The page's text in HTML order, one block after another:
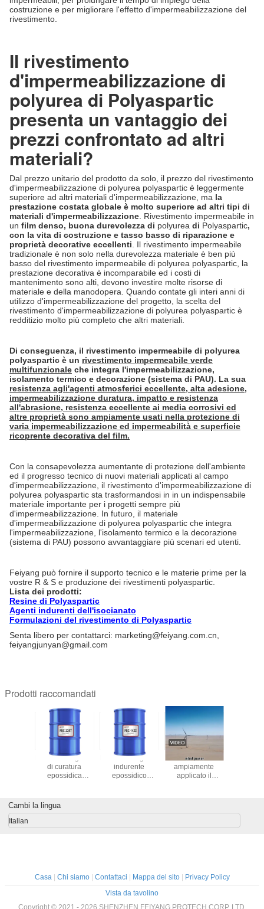
costruzione e per migliorare l'effetto d'impermeabilizzazione del
rivestimento.
Il rivestimento
d'impermeabilizzazione di
polyurea di Polyaspartic
presenta un vantaggio dei
prezzi confrontato ad altri
materiali?
Dal prezzo unitario del prodotto da solo, il prezzo del rivestimento
d'impermeabilizzazione di polyurea polyaspartic è leggermente
superiore ad altri materiali d'impermeabilizzazione, ma la
prestazione costata globale è molto superiore ad altri tipi di
materiali d'impermeabilizzazione . Rivestimento impermeabile in
un film denso, buona durevolezza di polyurea di Polyaspartic,
con la vita di costruzione e tasso basso di riparazione e
proprietà decorative eccellenti . Il rivestimento impermeabile
tradizionale è non solo nella durevolezza materiale è ben più
basso del rivestimento impermeabile di polyurea polyaspartic, la
prestazione decorativa è incomparabile ed i costi di
mantenimento sono alti, devono investire molte risorse di
materiale e della manodopera. Quando contate gli interi anni di
utilizzo d'impermeabilizzazione del progetto, la scelta del
rivestimento d'impermeabilizzazione di polyurea polyaspartic è
redditizio molto più completo che altri materiali.
Di conseguenza, il rivestimento impermeabile di polyurea
polyaspartic è un rivestimento impermeabile verde
multifunzionale che integra l'impermeabilizzazione,
isolamento termico e decorazione (sistema di PAU). La sua
resistenza agli'agenti atmosferici eccellente, alta adesione,
impermeabilizzazione duratura, impatto e resistenza
all'abrasione, resistenza eccellente ai media corrosivi ed
altre proprietà sono ampiamente usati nella protezione di
varia impermeabilizzazione ed impermeabilità e superficie
ricoprente decorativa del film.
Con la consapevolezza aumentante di protezione dell'ambiente
ed il progresso tecnico di nuovi materiali applicati al campo
d'impermeabilizzazione, il rivestimento d'impermeabilizzazione di
polyurea polyaspartic sta trasformandosi in in un indispensabile
materiale importante per i progetti sempre più
d'impermeabilizzazione. In futuro, il materiale
d'impermeabilizzazione di polyurea polyaspartic che integra
l'impermeabilizzazione, l'isolamento termico e la decorazione
(sistema di PAU) possono avvantaggiare più scenari ed utenti.
Feiyang può fornire il supporto tecnico e le materie prime per la
vostre R & S e produzione dei rivestimenti polyaspartic.
Lista dei prodotti:
Resine di Polyaspartic
Agenti indurenti dell'isocianato
Formulazioni del rivestimento di Polyaspartic
Senta libero per contattarci: marketing@feiyang.com.cn,
feiyangjunyan@gmail.com
Prodotti raccomandati
FEC-2257 Agente
di curatura
epossidica
FEC-1422 Agente
indurente
epossidico
Come viene
ampiamente
applicato il
scenari?
Cambi la lingua
Italian
Casa| Chi siamo| Contattaci Mappa del sito|
Privacy Policy
Vista da tavolino
Copyright © 2021 - 2026 SHENZHEN FEIYANG PROTECH CORP.,LTD.